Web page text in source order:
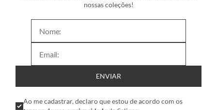
nossas coleções!
ENVIAR
Ao me cadastrar, declaro que estou de acordo com os